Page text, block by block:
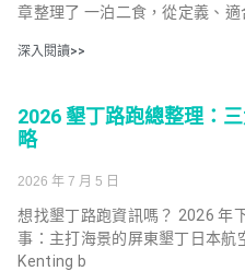
章整理了 一泊二食，從定義、適
深入閱讀>>
2026 墾丁路跑總整理：
略
2026 年 7 月 5 日
想找墾丁路跑資訊嗎？ 2026 年
事：主打海景的屏東墾丁日本航
Kenting b